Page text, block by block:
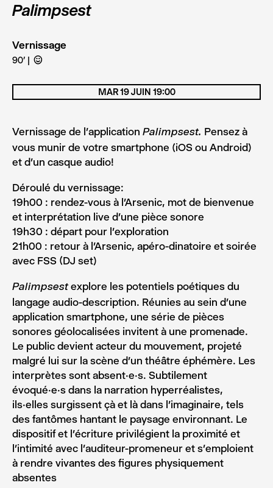
Palimpsest
Vernissage
90’ C
Vernissage de l’application Palimpsest. Pensez à
vous munir de votre smartphone (iOS ou Android)
et d’un casque audio!
Déroulé du vernissage:
19h00 : rendez-vous à l’Arsenic, mot de bienvenue
et interprétation live d’une pièce sonore
19h30 : départ pour l’exploration
21h00 : retour à l’Arsenic, apéro-dinatoire et soirée
avec FSS (DJ set)
Palimpsestexplore les potentiels poétiques du
langage audio-description. Réunies au sein d’une
application smartphone, une série de pièces
sonores géolocalisées invitent à une promenade.
Le public devient acteur du mouvement, projeté
malgré lui sur la scène d’un théâtre éphémère. Les
interprètes sont absent·e·s. Subtilement
évoqué·e·s dans la narration hyperréalistes,
ils·elles surgissent çà et là dans l’imaginaire, tels
des fantômes hantant le paysage environnant. Le
dispositif et l’écriture privilégient la proximité et
l’intimité avec l’auditeur-promeneur et s’emploient
à rendre vivantes des figures physiquement
absentes
MAR 19 JUIN 19:00